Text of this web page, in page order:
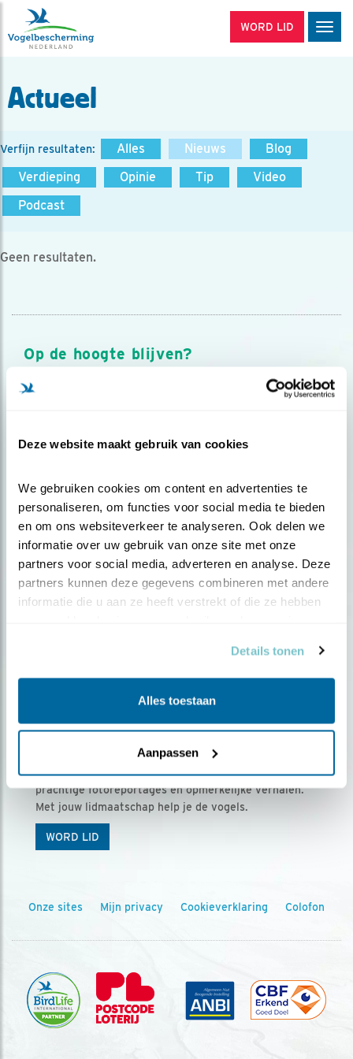
Deze website maakt gebruik van cookies
We gebruiken cookies om content en advertenties te
personaliseren, om functies voor social media te bieden
en om ons websiteverkeer te analyseren. Ook delen we
informatie over uw gebruik van onze site met onze
partners voor social media, adverteren en analyse. Deze
partners kunnen deze gegevens combineren met andere
informatie die u aan ze heeft verstrekt of die ze hebben
Details tonen
Alles toestaan
Aanpassen
WORD LID
Actueel
Verfijn resultaten: Alles Nieuws
Blog
Verdieping
Opinie Tip
Video
Podcast
Geen resultaten.
Op de hoogte blijven?
Meld je aan en ontvang nieuws, inspiratie, acties en tips
over vogels en activiteiten van Vogelbescherming.
Ontvang 5 x Vogels voor € 36,00 per jaar
Vogels is het tijdschrift voor onze leden, met
prachtige fotoreportages en opmerkelijke verhalen.
Met jouw lidmaatschap help je de vogels.
WORD LID
Onze sites Mijn privacy Cookieverklaring Colofon